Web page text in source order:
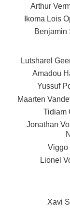
Arthur
Ikoma Lois
Benjamin
Lutsharel
Amadou
Yussuf
Maarten
Tidiam
Jonathan
Viggo
Lionel
Xavi